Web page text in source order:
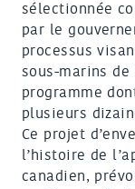
sélectionnée
par le
processus
sous-marins
programme
plusieurs
Ce projet
l’histoire de
canadien,